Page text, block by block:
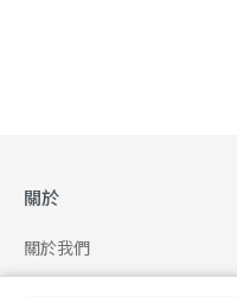
關於
關於我們
合作申請